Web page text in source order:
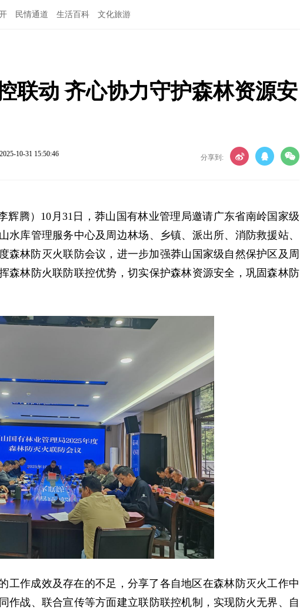
民情通道 生活百科 文化旅游
联动 齐心协力守护森林资源安
2025-10-31 15:50:46 分享到:
辉腾）10月31日，莽山国有林业管理局邀请广东省南岭国家级
水库管理服务中心及周边林场、乡镇、派出所、消防救援站、
森林防灭火联防会议， 进一步加强莽山国家级自然保护区及周
森林防火联防联控优势，切实保护森林资源安全，巩固森林防
工作成效及存在的不足，分享了各自地区在森林防灭火工作中
作战、联合宣传等方面建立联防联控机制，实现防火无界、自